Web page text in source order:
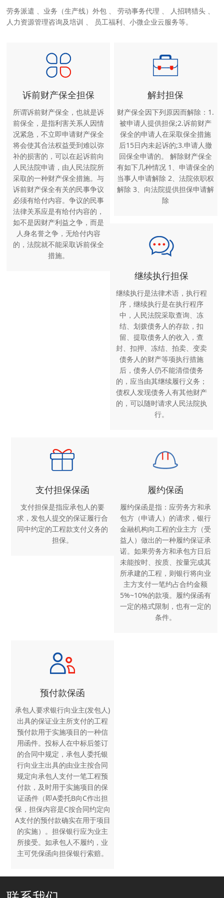
劳务派遣 、业务（生产线）外包 、 劳动事务代理 、 人招聘猎头 、
人力资源管理咨询及培训 、 员工福利、小微企业云服务等。
诉前财产保全担保
所谓诉前财产保全，也就是诉
前保全，是指利害关系人因情
况紧急，不立即申请财产保全
将会使其合法权益受到难以弥
补的损害的，可以在起诉前向
人民法院申请，由人民法院所
采取的一种财产保全措施。与
诉前财产保全有关的民事争议
必须有给付内容。争议的民事
法律关系应是有给付内容的，
如不是因财产利益之争，而是
人身名誉之争，无给付内容
的，法院就不能采取诉前保全
措施。
解封担保
财产保全因下列原因而解除：1.
被申请人提供担保;2.诉前财产
保全的申请人在采取保全措施
后15日内未起诉的;3.申请人撤
回保全申请的。 解除财产保全
有如下几种情况 1、申请保全的
当事人申请解除 2、法院依职权
解除 3、向法院提供担保申请解
除
继续执行担保
继续执行是法律术语，执行程
序，继续执行是在执行程序
中，人民法院采取查询、冻
结、划拨债务人的存款，扣
留、提取债务人的收入，查
封、扣押、冻结、拍卖、变卖
债务人的财产等项执行措施
后，债务人仍不能清偿债务
的，应当由其继续履行义务；
债权人发现债务人有其他财产
的，可以随时请求人民法院执
行。
支付担保保函
支付担保是指应承包人的要
求，发包人提交的保证履行合
同中约定的工程款支付义务的
担保。
履约保函
履约保函是指：应劳务方和承
包方（申请人）的请求，银行
金融机构向工程的业主方（受
益人）做出的一种履约保证承
诺。如果劳务方和承包方日后
未能按时、按质、按量完成其
所承建的工程，则银行将向业
主方支付一笔约占合约金额
5%~10%的款项。履约保函有
一定的格式限制，也有一定的
条件。
预付款保函
承包人要求银行向业主(发包人)
出具的保证业主所支付的工程
预付款用于实施项目的一种信
用函件。投标人在中标后签订
的合同中规定，承包人委托银
行向业主出具的由业主按合同
规定向承包人支付一笔工程预
付款，及时用于实施项目的保
证函件（即A委托B向C作出担
保，担保内容是C按合同约定向
A支付的预付款确实在用于项目
的实施）。担保银行应为业主
所接受。如承包人不履约，业
主可凭保函向担保银行索赔。